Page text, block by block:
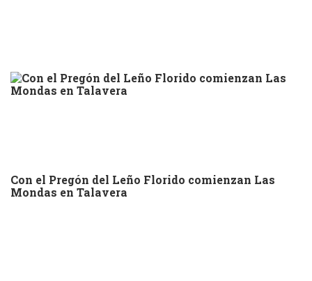
Con el Pregón del Leño Florido comienzan Las
Mondas en Talavera